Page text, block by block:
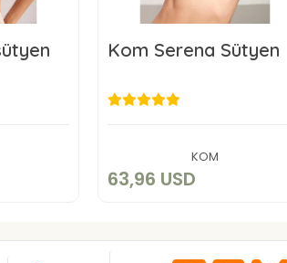
Kom Serena Sütyen
KOM
63,96 USD
Add to cart